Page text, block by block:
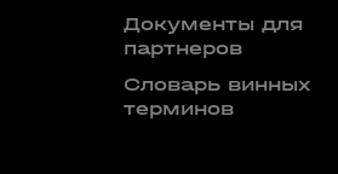
Документы для
партнеров
Словарь винных
терминов